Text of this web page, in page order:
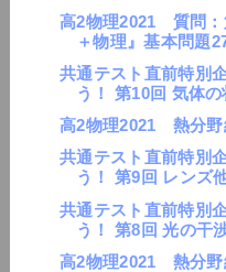
高2物理2021 質問：
＋物理』基本問題
共通テスト直前特別
う！ 第10回 気体
高2物理2021 熱分
共通テスト直前特別
う！ 第9回 レンズ
共通テスト直前特別
う！ 第8回 光の干
高2物理2021 熱分